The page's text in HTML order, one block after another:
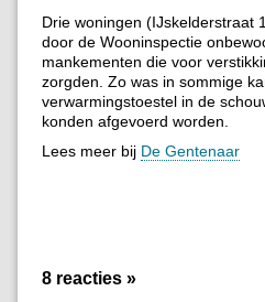
Drie woningen (IJskelderstraat
door de Wooninspectie
mankementen die voor
zorgden. Zo was in sommige
verwarmingstoestel in de
konden afgevoerd worden.
Lees meer bij De Gentenaar
8 reacties »